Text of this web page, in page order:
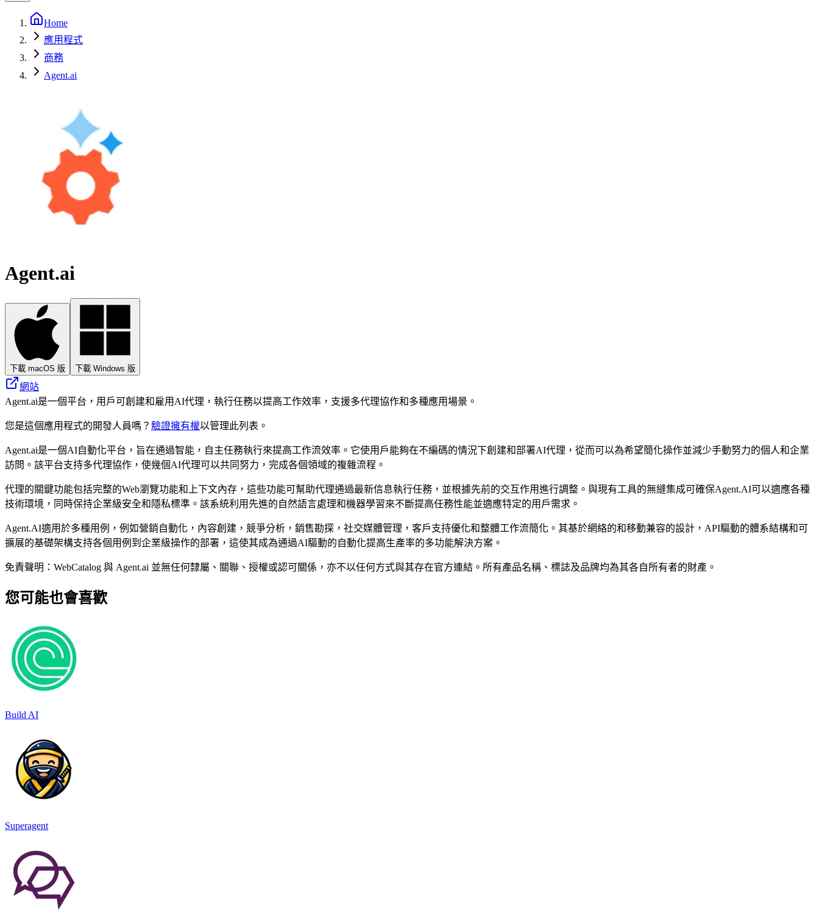
Home
應用程式
商務
Agent.ai
Agent.ai
下載 macOS 版 下載 Windows 版
網站
Agent.ai是一個平台，用戶可創建和雇用AI代理，執行任務以提高工作效率，支援多代理協作和多種應用場景。
您是這個應用程式的開發人員嗎？ 驗證擁有權以管理此列表。
Agent.ai是一個AI自動化平台，旨在通過智能，自主任務執行來提高工作流效率。它使用戶能夠在不編碼的情況下創建和部署AI代理，從而可以為希望簡化操作並減少手動努力的個人和企業
訪問。該平台支持多代理協作，使幾個AI代理可以共同努力，完成各個領域的複雜流程。
代理的關鍵功能包括完整的Web瀏覽功能和上下文內存，這些功能可幫助代理通過最新信息執行任務，並根據先前的交互作用進行調整。與現有工具的無縫集成可確保Agent.AI可以適應各種
技術環境，同時保持企業級安全和隱私標準。該系統利用先進的自然語言處理和機器學習來不斷提高任務性能並適應特定的用戶需求。
Agent.AI適用於多種用例，例如營銷自動化，內容創建，競爭分析，銷售勘探，社交媒體管理，客戶支持優化和整體工作流簡化。其基於網絡的和移動兼容的設計，API驅動的體系結構和可
擴展的基礎架構支持各個用例到企業級操作的部署，這使其成為通過AI驅動的自動化提高生產率的多功能解決方案。
免責聲明：WebCatalog 與 Agent.ai 並無任何隸屬、關聯、授權或認可關係，亦不以任何方式與其存在官方連結。所有產品名稱、標誌及品牌均為其各自所有者的財產。
您可能也會喜歡
Build AI
Superagent